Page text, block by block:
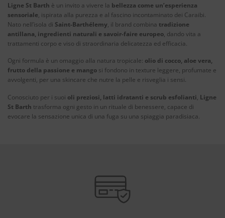
Ligne St Barth è un invito a vivere la bellezza come un’esperienza
sensoriale, ispirata alla purezza e al fascino incontaminato dei Caraibi.
Nato nell’isola di Saint-Barthélemy, il brand combina tradizione
antillana, ingredienti naturali e savoir-faire europeo, dando vita a
trattamenti corpo e viso di straordinaria delicatezza ed efficacia.
Ogni formula è un omaggio alla natura tropicale: olio di cocco, aloe vera,
frutto della passione e mango si fondono in texture leggere, profumate e
avvolgenti, per una skincare che nutre la pelle e risveglia i sensi.
Conosciuto per i suoi oli preziosi, latti idratanti e scrub esfolianti, Ligne
St Barth trasforma ogni gesto in un rituale di benessere, capace di
evocare la sensazione unica di una fuga su una spiaggia paradisiaca.